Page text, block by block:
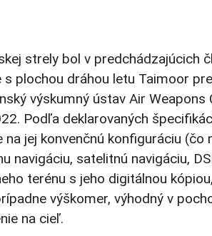
strely bol v predchádzajúcich
plochou dráhou letu Taimoor
výskumný ústav Air
Podľa deklarovaných
na jej konvenčnú konfiguráciu
navigáciu, satelitnú navigáciu,
terénu s jeho digitálnou
výškomer, výhodný v
na cieľ.